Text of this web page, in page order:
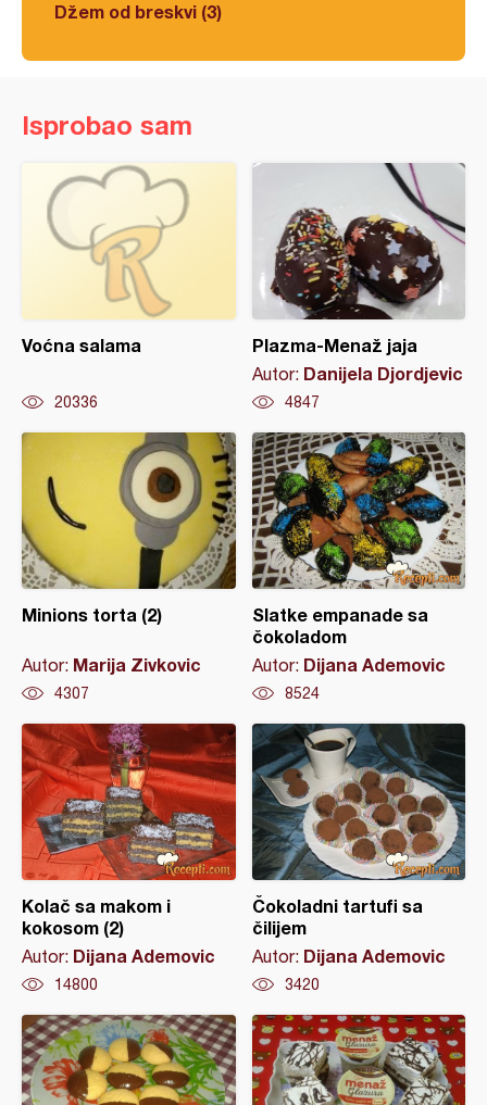
Džem od breskvi (3)
Isprobao sam
Voćna salama
20336
Plazma-Menaž jaja
Autor: Danijela Djordjevic
4847
Minions torta (2)
Autor: Marija Zivkovic
4307
Slatke empanade sa
čokoladom
Autor: Dijana Ademovic
8524
Kolač sa makom i
kokosom (2)
Autor: Dijana Ademovic
14800
Čokoladni tartufi sa
čilijem
Autor: Dijana Ademovic
3420